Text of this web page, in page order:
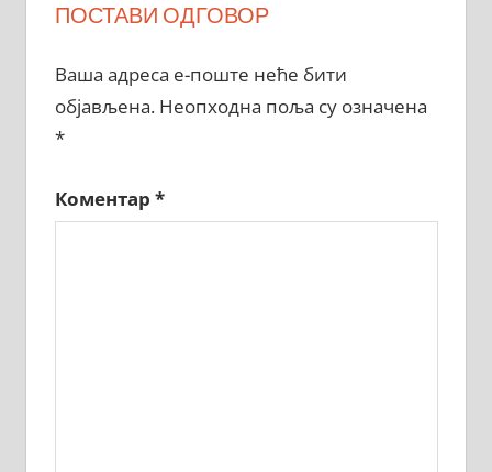
ПОСТАВИ ОДГОВОР
Ваша адреса е-поште неће бити
објављена. Неопходна поља су означена
*
Коментар *